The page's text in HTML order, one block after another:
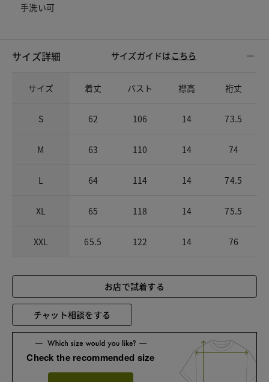
手洗い可
サイズ詳細 サイズガイドは こちら
サイズ 着丈 バスト 襟高 裄丈
S 62 106 14 73.5
M 63 110 14 74
L 64 114 14 74.5
XL 65 118 14 75.5
XXL 65.5 122 14 76
お店で試着する
チャット相談をする
Check the recommended size